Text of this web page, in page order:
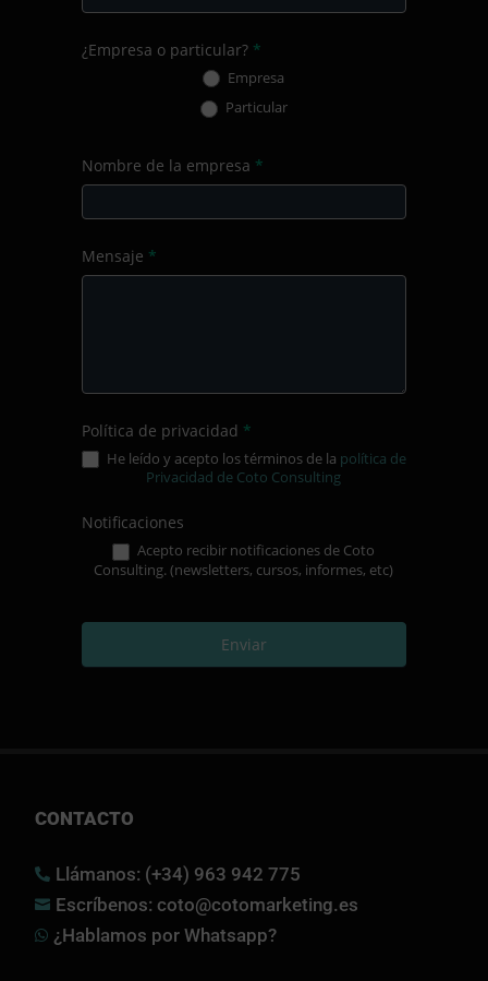
¿Empresa o particular? *
Empresa
Particular
Nombre de la empresa *
Mensaje *
Política de privacidad *
He leído y acepto los términos de la política de
Privacidad de Coto Consulting
Notificaciones
Acepto recibir notificaciones de Coto
Consulting. (newsletters, cursos, informes, etc)
Enviar
CONTACTO
 Llámanos: (+34) 963 942 775
 Escríbenos: coto@cotomarketing.es
 ¿Hablamos por Whatsapp?